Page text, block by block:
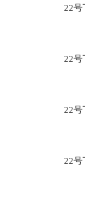
22号
22号
22号
22号